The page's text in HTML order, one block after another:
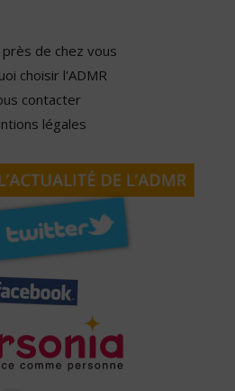
près de chez vous
choisir l'ADMR
contacter
légales